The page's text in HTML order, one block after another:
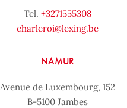
Tel. +3271555308
charleroi@lexing.be
NAMUR
Avenue de Luxembourg, 152
B-5100 Jambes